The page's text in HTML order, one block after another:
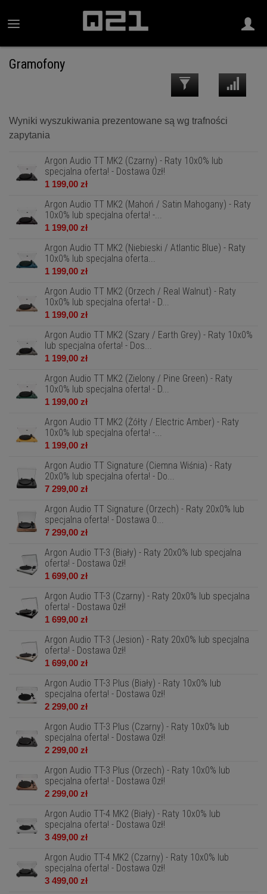
Gramofony
Wyniki wyszukiwania prezentowane są wg trafności
zapytania
Argon Audio TT MK2 (Czarny) - Raty 10x0% lub
specjalna oferta! - Dostawa 0zł!
1 199,00 zł
Argon Audio TT MK2 (Mahoń / Satin Mahogany) - Raty
10x0% lub specjalna oferta! -...
1 199,00 zł
Argon Audio TT MK2 (Niebieski / Atlantic Blue) - Raty
10x0% lub specjalna oferta...
1 199,00 zł
Argon Audio TT MK2 (Orzech / Real Walnut) - Raty
10x0% lub specjalna oferta! - D...
1 199,00 zł
Argon Audio TT MK2 (Szary / Earth Grey) - Raty 10x0%
lub specjalna oferta! - Dos...
1 199,00 zł
Argon Audio TT MK2 (Zielony / Pine Green) - Raty
10x0% lub specjalna oferta! - D...
1 199,00 zł
Argon Audio TT MK2 (Żółty / Electric Amber) - Raty
10x0% lub specjalna oferta! -...
1 199,00 zł
Argon Audio TT Signature (Ciemna Wiśnia) - Raty
20x0% lub specjalna oferta! - Do...
7 299,00 zł
Argon Audio TT Signature (Orzech) - Raty 20x0% lub
specjalna oferta! - Dostawa 0...
7 299,00 zł
Argon Audio TT-3 (Biały) - Raty 20x0% lub specjalna
oferta! - Dostawa 0zł!
1 699,00 zł
Argon Audio TT-3 (Czarny) - Raty 20x0% lub specjalna
oferta! - Dostawa 0zł!
1 699,00 zł
Argon Audio TT-3 (Jesion) - Raty 20x0% lub specjalna
oferta! - Dostawa 0zł!
1 699,00 zł
Argon Audio TT-3 Plus (Biały) - Raty 10x0% lub
specjalna oferta! - Dostawa 0zł!
2 299,00 zł
Argon Audio TT-3 Plus (Czarny) - Raty 10x0% lub
specjalna oferta! - Dostawa 0zł!
2 299,00 zł
Argon Audio TT-3 Plus (Orzech) - Raty 10x0% lub
specjalna oferta! - Dostawa 0zł!
2 299,00 zł
Argon Audio TT-4 MK2 (Biały) - Raty 10x0% lub
specjalna oferta! - Dostawa 0zł!
3 499,00 zł
Argon Audio TT-4 MK2 (Czarny) - Raty 10x0% lub
specjalna oferta! - Dostawa 0zł!
3 499,00 zł